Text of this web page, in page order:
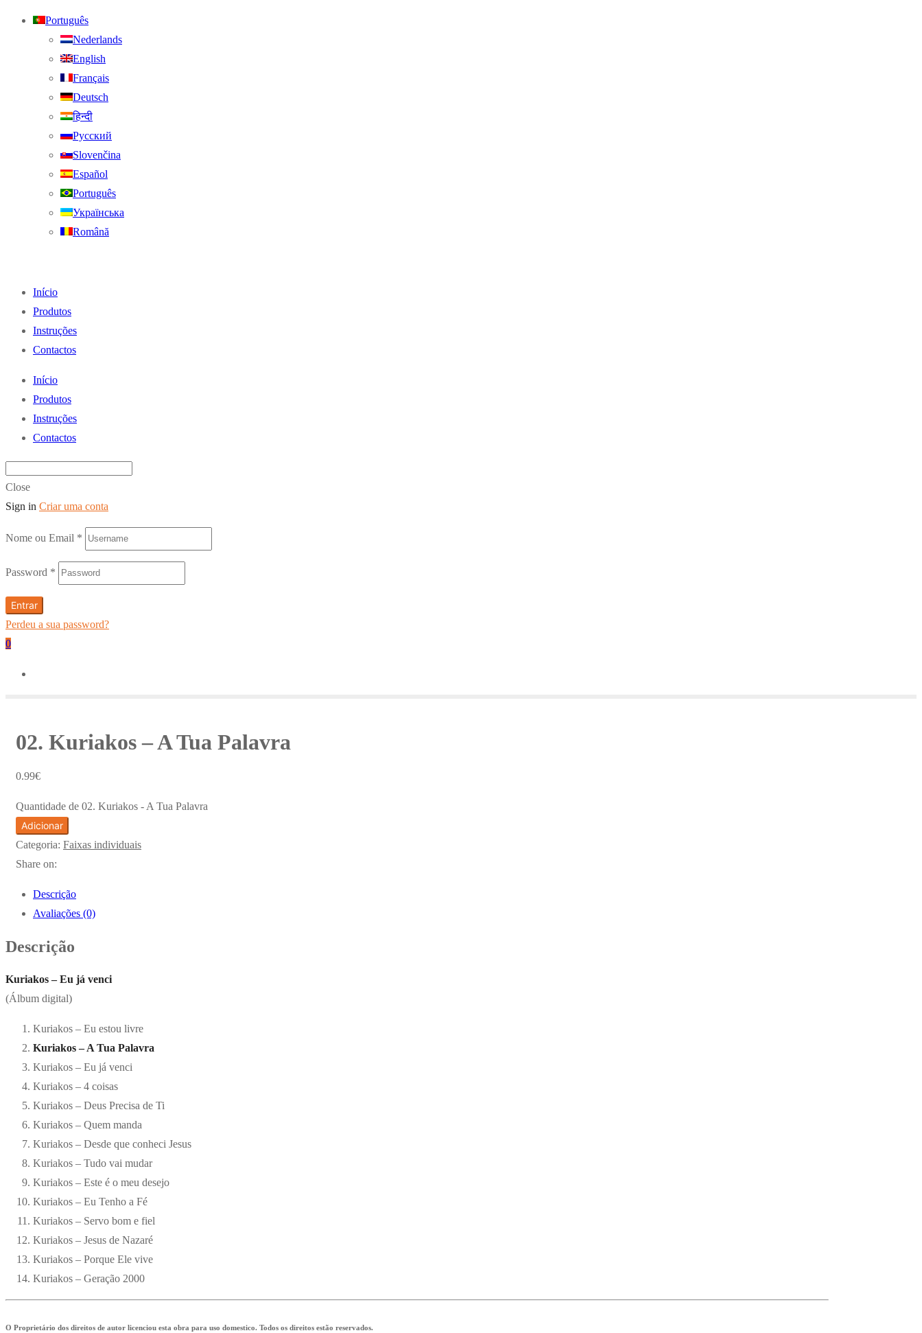
Português
Nederlands
English
Français
Deutsch
हिन्दी
Русский
Slovenčina
Español
Português
Українська
Română
Início
Produtos
Instruções
Contactos
Início
Produtos
Instruções
Contactos
Close
Sign in Criar uma conta
Nome ou Email *
Password *
Entrar
Perdeu a sua password?
0
02. Kuriakos – A Tua Palavra
0.99€
Quantidade de 02. Kuriakos - A Tua Palavra
Adicionar
Categoria: Faixas individuais
Share on:
Descrição
Avaliações (0)
Descrição
Kuriakos – Eu já venci
(Álbum digital)
Kuriakos – Eu estou livre
Kuriakos – A Tua Palavra
Kuriakos – Eu já venci
Kuriakos – 4 coisas
Kuriakos – Deus Precisa de Ti
Kuriakos – Quem manda
Kuriakos – Desde que conheci Jesus
Kuriakos – Tudo vai mudar
Kuriakos – Este é o meu desejo
Kuriakos – Eu Tenho a Fé
Kuriakos – Servo bom e fiel
Kuriakos – Jesus de Nazaré
Kuriakos – Porque Ele vive
Kuriakos – Geração 2000
O Proprietário dos direitos de autor licenciou esta obra para uso domestico. Todos os direitos estão reservados.